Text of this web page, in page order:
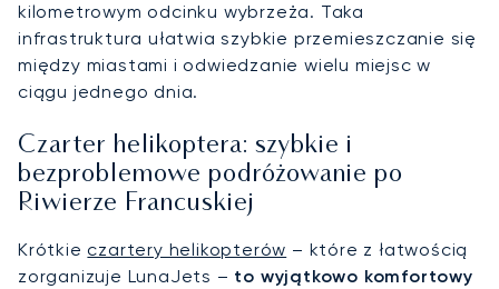
kilometrowym odcinku wybrzeża. Taka
infrastruktura ułatwia szybkie przemieszczanie się
między miastami i odwiedzanie wielu miejsc w
ciągu jednego dnia.
Czarter helikoptera: szybkie i
bezproblemowe podróżowanie po
Riwierze Francuskiej
Krótkie czartery helikopterów – które z łatwością
zorganizuje LunaJets – to wyjątkowo komfortowy